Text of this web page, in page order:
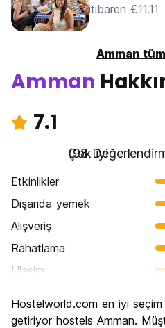
itibaren €11.11
Amman
Amman
7.1
Çok iyi
(98
Etkinlikler
Dışarıda yemek
Alışveriş
Rahatlama
Ulasim
Kültür
Hostelworld.com en iyi
getiriyor hostels Amman.